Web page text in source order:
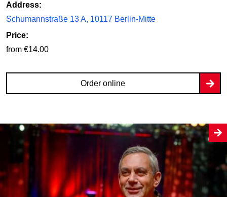
Address:
Schumannstraße 13 A, 10117 Berlin-Mitte
Price:
from €14.00
Order online